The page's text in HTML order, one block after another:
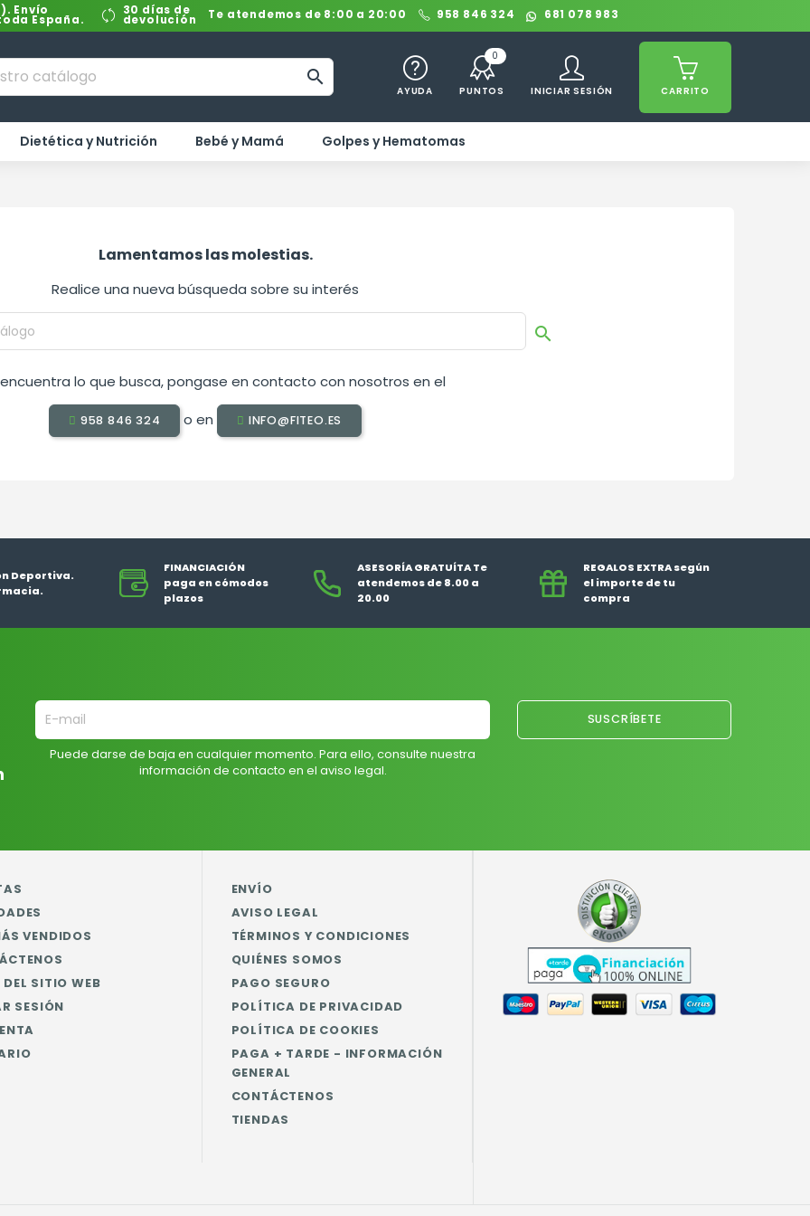
Envío
España.
30 días de
devolución Te atendemos de 8:00 a 20:00 958 846 324 681 078 983

AYUDA
0
PUNTOS INICIAR SESIÓN CARRITO
Dietética y Nutrición Bebé y Mamá Golpes y Hematomas
Lamentamos las molestias.
Realice una nueva búsqueda sobre su interés

encuentra lo que busca, pongase en contacto con nosotros en el
958 846 324 o en INFO@FITEO.ES
Deportiva.
FINANCIACIÓN
paga en cómodos
plazos
ASESORÍA GRATUÍTA Te
atendemos de 8.00 a
20.00
REGALOS EXTRA según
el importe de tu
compra
Puede darse de baja en cualquier momento. Para ello, consulte nuestra
información de contacto en el aviso legal.
VENDIDOS
SITIO WEB
SESIÓN
ENVÍO
AVISO LEGAL
TÉRMINOS Y CONDICIONES
QUIÉNES SOMOS
PAGO SEGURO
POLÍTICA DE PRIVACIDAD
POLÍTICA DE COOKIES
PAGA + TARDE - INFORMACIÓN
GENERAL
CONTÁCTENOS
TIENDAS